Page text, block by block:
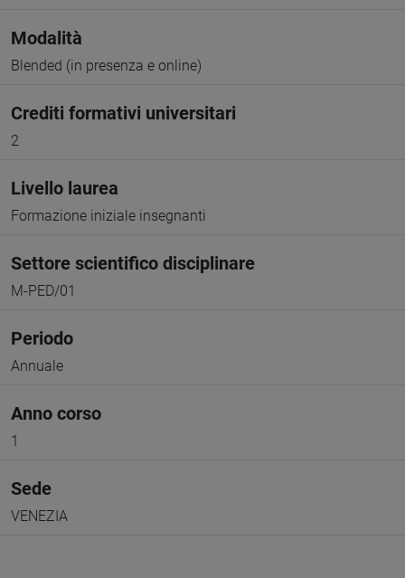
Modalità
Blended (in presenza e online)
Crediti formativi universitari
2
Livello laurea
Formazione iniziale insegnanti
Settore scientifico disciplinare
M-PED/01
Periodo
Annuale
Anno corso
1
Sede
VENEZIA